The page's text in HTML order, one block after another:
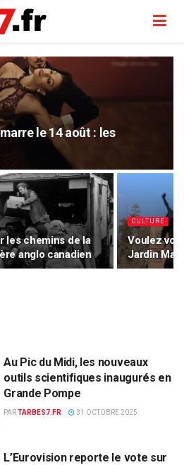
le 14 août : les
les chemins de la
anglo canadien
CULTURE
Voulez
Jardin
Au Pic du Midi, les nouveaux
outils scientifiques inaugurés en
Grande Pompe
PARTARBES7.FR 31 OCTOBRE 2025
L’Eurovision reporte le vote sur